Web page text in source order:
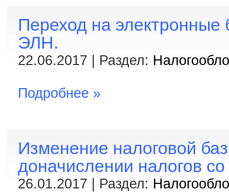
Переход на
ЭЛН.
22.06.2017 | Раздел:
Подробнее »
Изменение налоговой
доначислении налогов
26.01.2017 | Раздел: